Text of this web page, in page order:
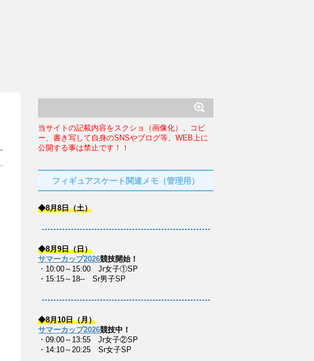
当サイトの記載内容をスクショ（画像化）、コピ
ー、書き写して自身のSNSやブログ等、WEB上に
公開する事は禁止です！！
フィギュアスケート関連メモ（管理用）
◆8月8日（土）
◆8月9日（日）
サマーカップ2026競技開始！
・10:00～15:00 Jr女子①SP
・15:15～18-- Sr男子SP
◆8月10日（月）
サマーカップ2026競技中！
・09:00～13:55 Jr女子②SP
・14:10～20:25 Sr女子SP